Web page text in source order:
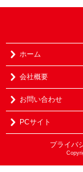
ホーム
会社概要
お問い合わせ
PCサイト
プライバ